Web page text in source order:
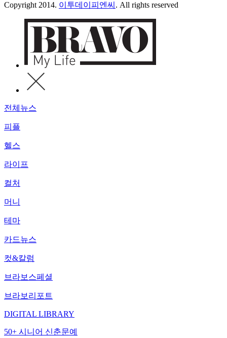
Copyright 2014. 이투데이피엔씨 . All rights reserved
전체뉴스
피플
헬스
라이프
컬처
머니
테마
카드뉴스
컷&칼럼
브라보스페셜
브라보리포트
DIGITAL LIBRARY
50+ 시니어 신춘문예